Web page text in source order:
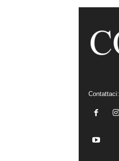
Contattaci: